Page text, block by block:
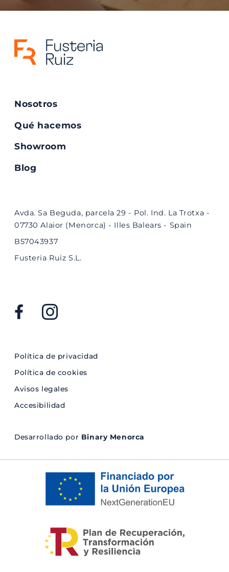
Nosotros
Qué hacemos
Showroom
Blog
Avda. Sa Beguda, parcela 29 - Pol. Ind. La Trotxa -
07730 Alaior (Menorca) - Illes Balears - Spain
B57043937
Fusteria Ruiz S.L.
Política de privacidad
Política de cookies
Avisos legales
Accesibilidad
Desarrollado por Binary Menorca